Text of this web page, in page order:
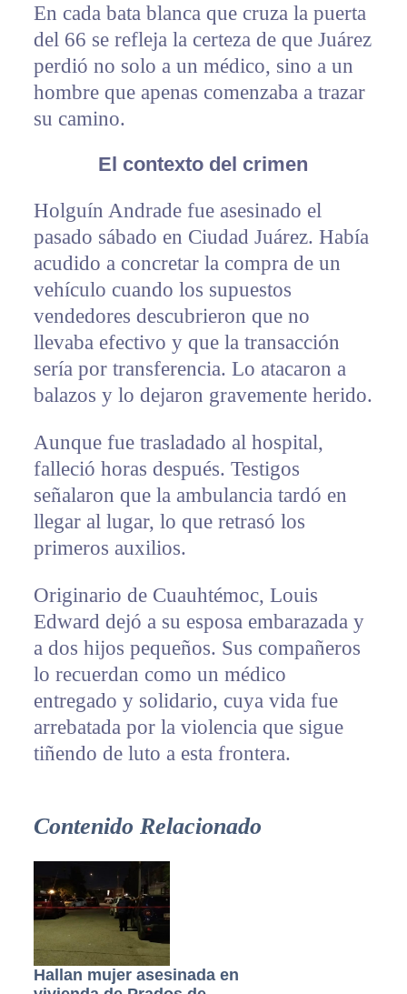
En cada bata blanca que cruza la puerta
del 66 se refleja la certeza de que Juárez
perdió no solo a un médico, sino a un
hombre que apenas comenzaba a trazar
su camino.
El contexto del crimen
Holguín Andrade fue asesinado el
pasado sábado en Ciudad Juárez. Había
acudido a concretar la compra de un
vehículo cuando los supuestos
vendedores descubrieron que no
llevaba efectivo y que la transacción
sería por transferencia. Lo atacaron a
balazos y lo dejaron gravemente herido.
Aunque fue trasladado al hospital,
falleció horas después. Testigos
señalaron que la ambulancia tardó en
llegar al lugar, lo que retrasó los
primeros auxilios.
Originario de Cuauhtémoc, Louis
Edward dejó a su esposa embarazada y
a dos hijos pequeños. Sus compañeros
lo recuerdan como un médico
entregado y solidario, cuya vida fue
arrebatada por la violencia que sigue
tiñendo de luto a esta frontera.
Contenido Relacionado
Hallan mujer asesinada en